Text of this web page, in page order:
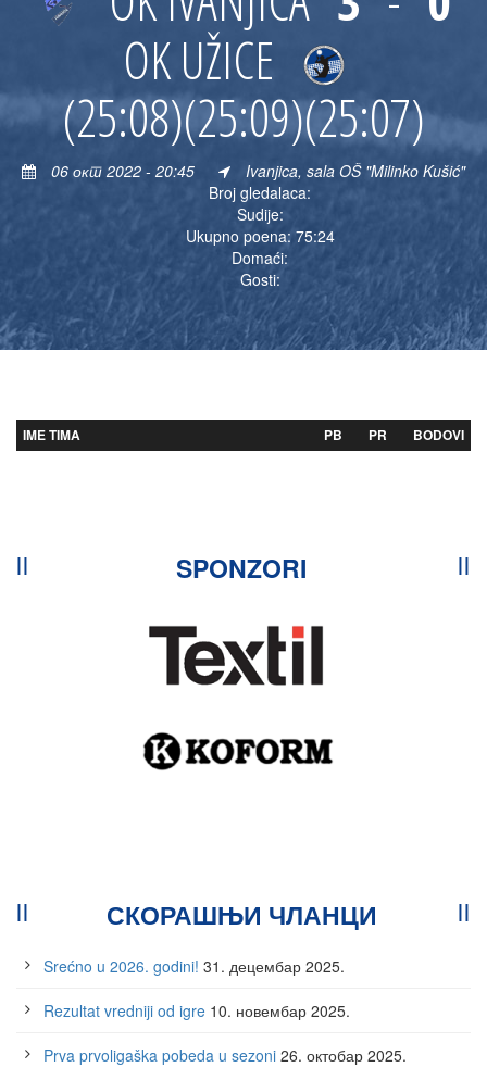
OK UŽICE
(25:08)(25:09)(25:07)
06 окт 2022 - 20:45
Ivanjica, sala OŠ "Milinko Kušić"
Broj gledalaca:
Sudije:
Ukupno poena: 75:24
Domaći:
Gosti:
IME TIMA PB PR BODOVI
SPONZORI
СКОРАШЊИ ЧЛАНЦИ
Srećno u 2026. godini! 31. децембар 2025.
Rezultat vredniji od igre 10. новембар 2025.
Prva prvoligaška pobeda u sezoni 26. октобар 2025.